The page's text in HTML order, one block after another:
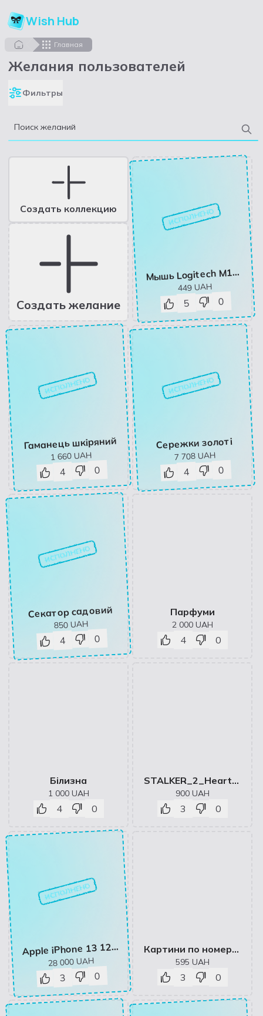
Wish Hub
Главная
Желания пользователей
Фильтры
Поиск желаний
Создать коллекцию
Создать желание
ИСПОЛНЕНО
Мышь Logitech M170 Wireless
449 UAH
5 0
ИСПОЛНЕНО
Гаманець шкіряний
1 660 UAH
4 0
ИСПОЛНЕНО
Сережки золоті
7 708 UAH
4 0
ИСПОЛНЕНО
Секатор садовий
850 UAH
4 0
Парфуми
2 000 UAH
4 0
Білизна
1 000 UAH
4 0
STALKER_2_Heart_of_Chornobyl
900 UAH
3 0
ИСПОЛНЕНО
Apple iPhone 13 128GB Pink
28 000 UAH
3 0
Картини по номерах
595 UAH
3 0